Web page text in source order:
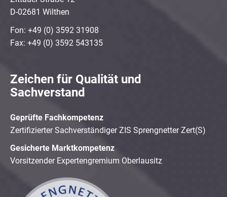
D-02681 Wilthen
Fon: +49 (0) 3592 31908
Fax: +49 (0) 3592 543135
Zeichen für Qualität und
Sachverstand
Geprüfte Fachkompetenz
Zertifizierter Sachverständiger ZIS Sprengnetter Zert(S)
Gesicherte Marktkompetenz
Vorsitzender Expertengremium Oberlausitz